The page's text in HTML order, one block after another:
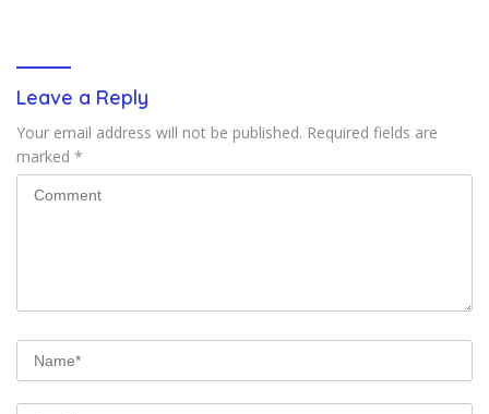
Leave a Reply
Your email address will not be published. Required fields are
marked *